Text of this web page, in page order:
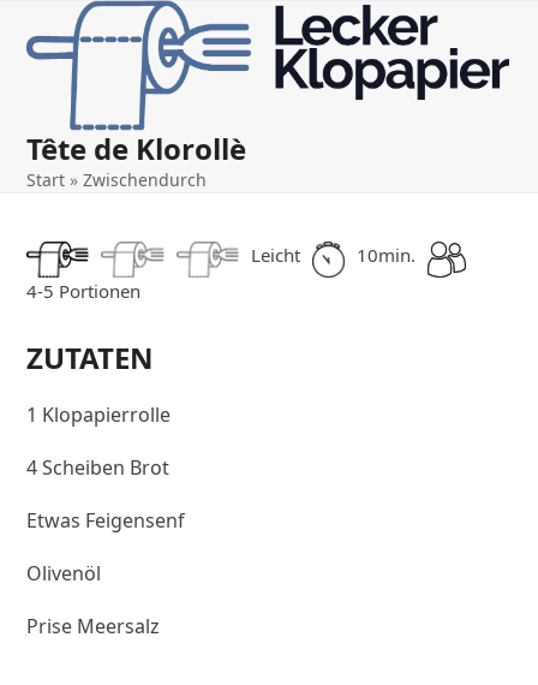
Open
mobile
menu
Close
mobile
menu
Tête de Klorollè
Start »Zwischendurch
Leicht
10min.
4-5 Portionen
ZUTATEN
1 Klopapierrolle
4 Scheiben Brot
Etwas Feigensenf
Olivenöl
Prise Meersalz